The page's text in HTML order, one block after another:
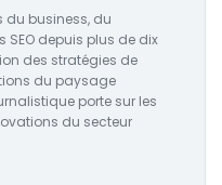
du business, du
depuis plus de dix
des stratégies de
du paysage
porte sur les
du secteur